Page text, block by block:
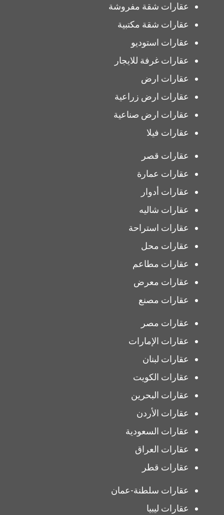
عقارات شقة مفروشة
عقارات شقة مكتبية
عقارات استوديو
عقارات غرفة للايجار
عقارات ارض
عقارات ارض زراعية
عقارات ارض صناعية
عقارات فيلا
عقارات قصر
عقارات عمارة
عقارات أدوار
عقارات شاليه
عقارات استراحة
عقارات محل
عقارات مطاعم
عقارات معرض
عقارات مصنع
عقارات مصر
عقارات الإمارات
عقارات لبنان
عقارات الكويت
عقارات البحرين
عقارات الأردن
عقارات السعودية
عقارات العراق
عقارات قطر
عقارات سلطنة-عمان
عقارات ليبيا